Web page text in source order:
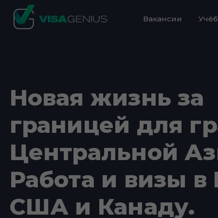
Вакансии
Новая жизнь за
границей для
Центральной
Работа и визы в
США и Канаду.